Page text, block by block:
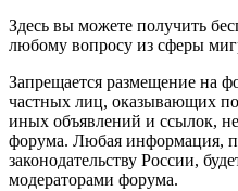
Здесь вы можете получить
любому вопросу из сферы
Запрещается размещение на
частных лиц, оказывающих
иных объявлений и ссылок,
форума. Любая информация,
законодательству России,
модераторами форума.